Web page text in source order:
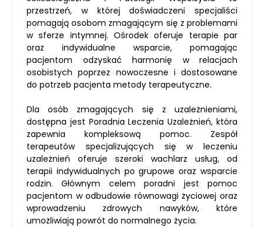
przestrzeń, w której doświadczeni specjaliści
pomagają osobom zmagającym się z problemami
w sferze intymnej. Ośrodek oferuje terapie par
oraz indywidualne wsparcie, pomagając
pacjentom odzyskać harmonię w relacjach
osobistych poprzez nowoczesne i dostosowane
do potrzeb pacjenta metody terapeutyczne.
Dla osób zmagających się z uzależnieniami,
dostępna jest Poradnia Leczenia Uzależnień, która
zapewnia kompleksową pomoc. Zespół
terapeutów specjalizujących się w leczeniu
uzależnień oferuje szeroki wachlarz usług, od
terapii indywidualnych po grupowe oraz wsparcie
rodzin. Głównym celem poradni jest pomoc
pacjentom w odbudowie równowagi życiowej oraz
wprowadzeniu zdrowych nawyków, które
umożliwiają powrót do normalnego życia.